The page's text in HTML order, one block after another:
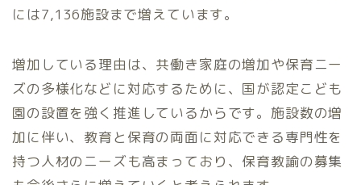
には7,136施設まで増えています。
増加している理由は、共働き家庭の増加や保育ニー
ズの多様化などに対応するために、国が認定こども
園の設置を強く推進しているからです。施設数の増
加に伴い、教育と保育の両面に対応できる専門性を
持つ人材のニーズも高まっており、保育教諭の募集